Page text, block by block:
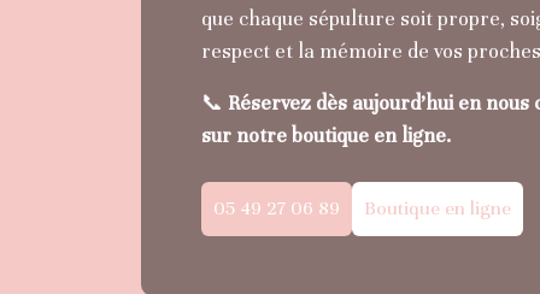
que chaque sépulture soit propre,
respect et la mémoire de vos
📞 Réservez dès aujourd’hui en
sur notre boutique en ligne.
05 49 27 06 89 Boutique en ligne